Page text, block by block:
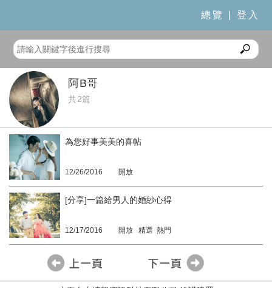
總覽 登入
阿B哥
共2篇
為您好事美美的喜帖
12/26/2016 開放
[分享]一篇給男人的婚紗心得
12/17/2016 開放 精選 熱門